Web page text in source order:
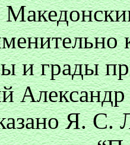
и грады
Я. С.